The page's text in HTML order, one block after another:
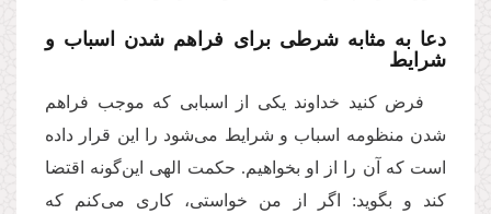
دعا به مثابه شرطی برای فراهم شدن اسباب و
شرایط
فرض کنید خداوند یکی از اسبابی که موجب فراهم
شدن منظومه اسباب و شرایط می‌شود را این قرار داده
است که آن را از او بخواهیم. حکمت الهی این‌گونه اقتضا
‌کند و بگوید: اگر از من خواستی، کاری می‌کنم که